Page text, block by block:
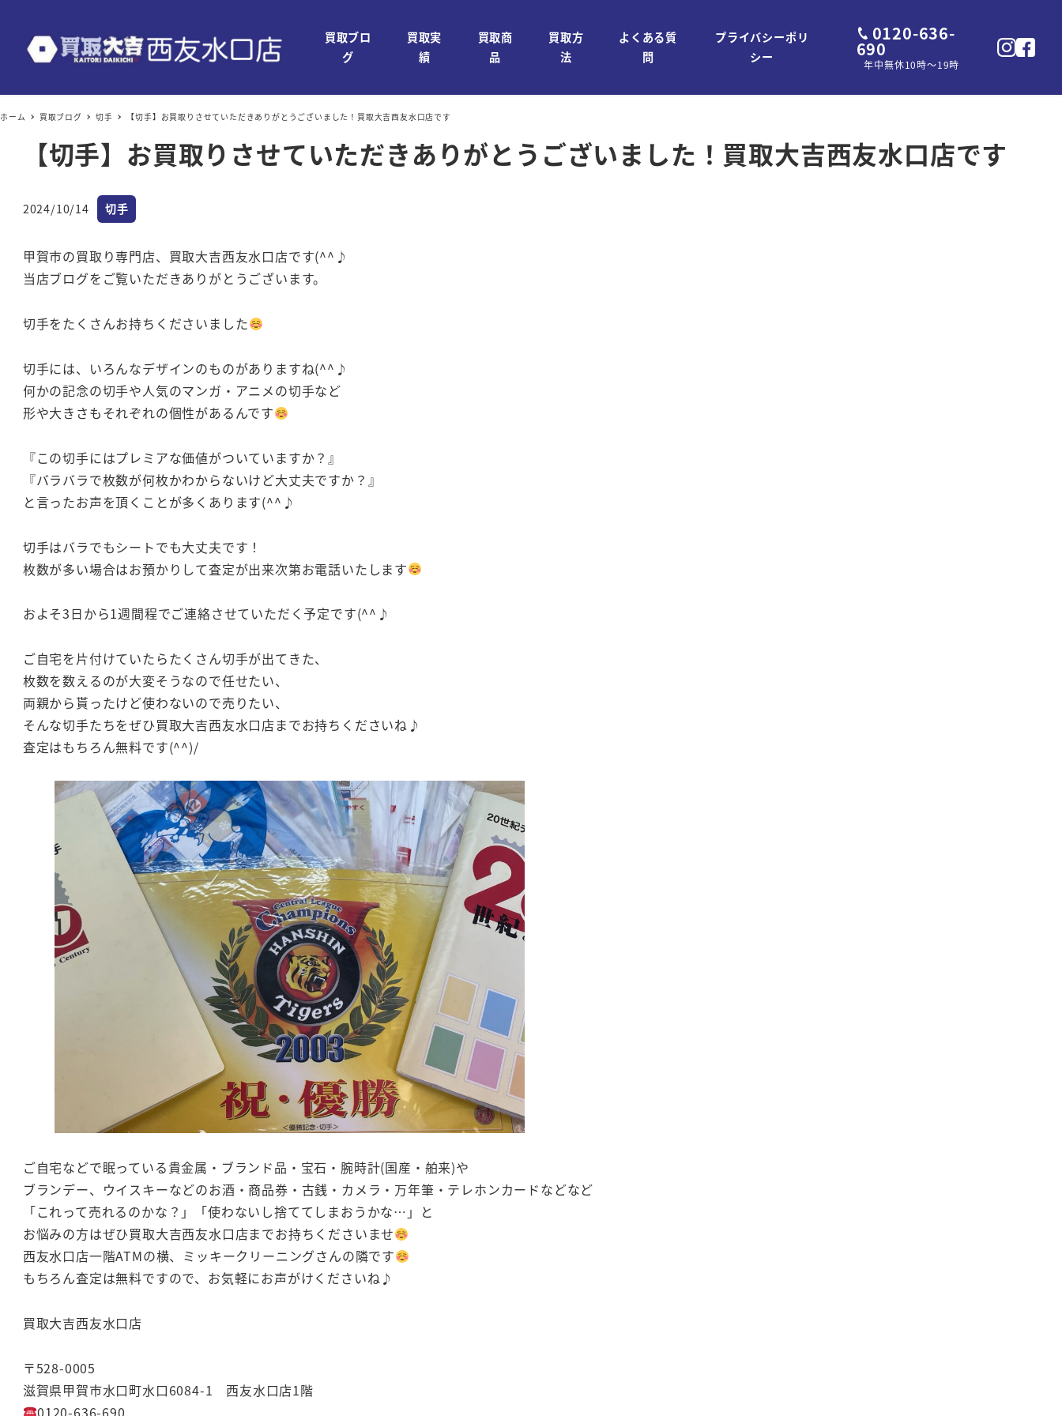
買取ブロ
グ
買取実
績
買取商
品
買取方
法
よくある質
問
プライバシーポリ
シー
0120-636-
690
年中無休10時～19時
ホーム 買取ブログ 切手 【切手】お買取りさせていただきありがとうございました！買取大吉西友水口店です
【切手】お買取りさせていただきありがとうございました！買取大吉西友水口店です
投稿日
2024/10/14 カテゴリー
切手
甲賀市の買取り専門店、買取大吉西友水口店です(^^♪
当店ブログをご覧いただきありがとうございます。
切手をたくさんお持ちくださいました
切手には、いろんなデザインのものがありますね(^^♪
何かの記念の切手や人気のマンガ・アニメの切手など
形や大きさもそれぞれの個性があるんです
『この切手にはプレミアな価値がついていますか？』
『バラバラで枚数が何枚かわからないけど大丈夫ですか？』
と言ったお声を頂くことが多くあります(^^♪
切手はバラでもシートでも大丈夫です！
枚数が多い場合はお預かりして査定が出来次第お電話いたします
およそ3日から1週間程でご連絡させていただく予定です(^^♪
ご自宅を片付けていたらたくさん切手が出てきた、
枚数を数えるのが大変そうなので任せたい、
両親から貰ったけど使わないので売りたい、
そんな切手たちをぜひ買取大吉西友水口店までお持ちくださいね♪
査定はもちろん無料です(^^)/
ご自宅などで眠っている貴金属・ブランド品・宝石・腕時計(国産・舶来)や
ブランデー、ウイスキーなどのお酒・商品券・古銭・カメラ・万年筆・テレホンカードなどなど
「これって売れるのかな？」「使わないし捨ててしまおうかな…」と
お悩みの方はぜひ買取大吉西友水口店までお持ちくださいませ
西友水口店一階ATMの横、ミッキークリーニングさんの隣です
もちろん査定は無料ですので、お気軽にお声がけくださいね♪
買取大吉西友水口店
〒528-0005
滋賀県甲賀市水口町水口6084-1 西友水口店1階
0120-636-690